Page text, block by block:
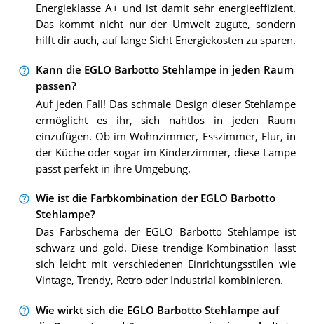
Energieklasse A+ und ist damit sehr energieeffizient.
Das kommt nicht nur der Umwelt zugute, sondern
hilft dir auch, auf lange Sicht Energiekosten zu sparen.
Kann die EGLO Barbotto Stehlampe in jeden Raum
passen?
Auf jeden Fall! Das schmale Design dieser Stehlampe
ermöglicht es ihr, sich nahtlos in jeden Raum
einzufügen. Ob im Wohnzimmer, Esszimmer, Flur, in
der Küche oder sogar im Kinderzimmer, diese Lampe
passt perfekt in ihre Umgebung.
Wie ist die Farbkombination der EGLO Barbotto
Stehlampe?
Das Farbschema der EGLO Barbotto Stehlampe ist
schwarz und gold. Diese trendige Kombination lässt
sich leicht mit verschiedenen Einrichtungsstilen wie
Vintage, Trendy, Retro oder Industrial kombinieren.
Wie wirkt sich die EGLO Barbotto Stehlampe auf